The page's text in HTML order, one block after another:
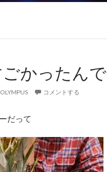
かったんで
OLYMPUS コメントする
だって